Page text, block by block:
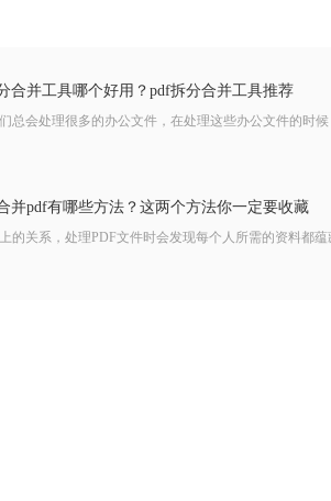
合并工具哪个好用？pdf拆分合并工具推荐
总会处理很多的办公文件，在处理这些办公文件的时
并pdf有哪些方法？这两个方法你一定要收藏
的关系，处理PDF文件时会发现每个人所需的资料都